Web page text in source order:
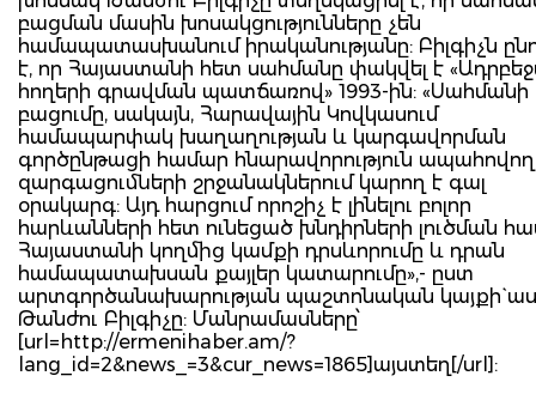
բացման մասին խոսակցությունները չեն
համապատասխանում իրականությանը: Բիլգիչն
է, որ Հայաստանի հետ սահմանը փակվել է
հողերի գրավման պատճառով» 1993-ին: «Սահմանի
բացումը, սակայն, Հարավային Կովկասում
համապարփակ խաղաղության և կարգավորման
գործընթացի համար հնարավորություն ապահովող
զարգացումների շրջանակներում կարող է գալ
օրակարգ: Այդ հարցում որոշիչ է լինելու բոլոր
հարևանների հետ ունեցած խնդիրների լուծման
Հայաստանի կողմից կամքի դրսևորումը և դրան
համապատախսան քայլեր կատարումը»,- ըստ
արտգործանախարության պաշտոնական կայքի`
Թանժու Բիլգիչը: Մանրամասները՝
[url=http://ermenihaber.am/?
lang_id=2&news_=3&cur_news=1865]այստեղ[/url]: